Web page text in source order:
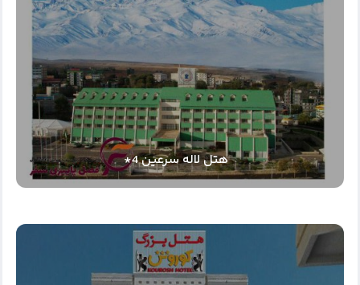
هتل لاله سرعین 4*